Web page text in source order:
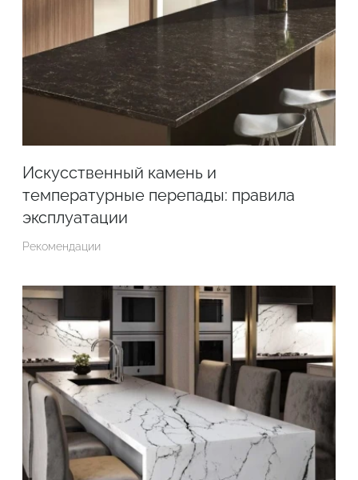
Искусственный камень и
температурные перепады: правила
эксплуатации
Рекомендации